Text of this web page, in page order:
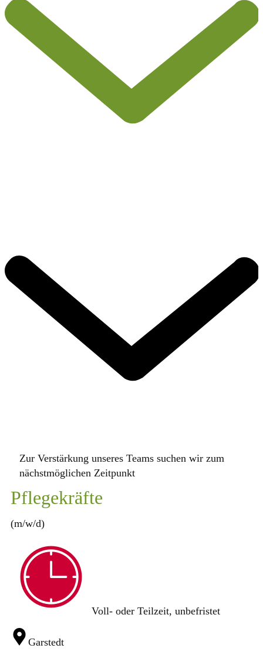
Zur Verstärkung unseres Teams suchen wir zum
nächstmöglichen Zeitpunkt
Pflegekräfte
(m/w/d)
Voll- oder Teilzeit, unbefristet
Garstedt